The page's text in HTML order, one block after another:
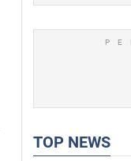
TOP NEWS